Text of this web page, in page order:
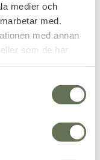
medier och
med.
med annan
som de har
HL1 Pannlampa
Dual-LED